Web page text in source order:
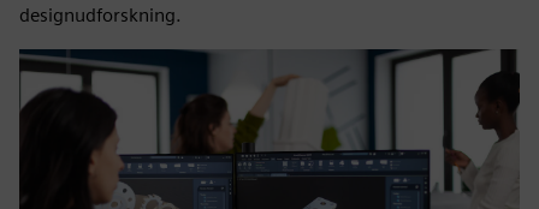
designudforskning.